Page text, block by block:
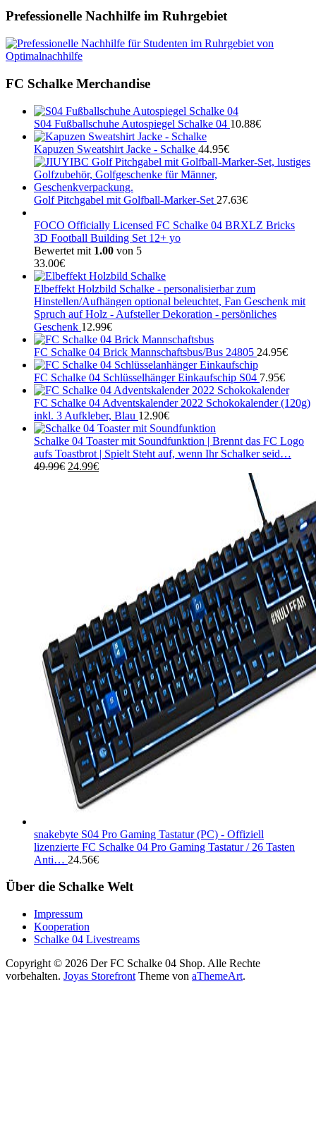
Prefessionelle Nachhilfe im Ruhrgebiet
FC Schalke Merchandise
S04 Fußballschuhe Autospiegel Schalke 04 10.88€
Kapuzen Sweatshirt Jacke - Schalke 44.95€
Golf Pitchgabel mit Golfball-Marker-Set 27.63€
FOCO Officially Licensed FC Schalke 04 BRXLZ Bricks
3D Football Building Set 12+ yo
Bewertet mit 1.00 von 5
33.00€
Elbeffekt Holzbild Schalke - personalisierbar zum
Hinstellen/Aufhängen optional beleuchtet, Fan Geschenk mit
Spruch auf Holz - Aufsteller Dekoration - persönliches
Geschenk 12.99€
FC Schalke 04 Brick Mannschaftsbus/Bus 24805 24.95€
FC Schalke 04 Schlüsselhänger Einkaufschip S04 7.95€
FC Schalke 04 Adventskalender 2022 Schokokalender (120g)
inkl. 3 Aufkleber, Blau 12.90€
Schalke 04 Toaster mit Soundfunktion | Brennt das FC Logo
aufs Toastbrot | Spielt Steht auf, wenn Ihr Schalker seid…
49.99€ Ursprünglicher
24.99€Aktueller
snakebyte S04 Pro Gaming Tastatur (PC) - Offiziell
lizenzierte FC Schalke 04 Pro Gaming Tastatur / 26 Tasten
Anti… 24.56€
Über die Schalke Welt
Impressum
Kooperation
Schalke 04 Livestreams
Copyright © 2026 Der FC Schalke 04 Shop. Alle Rechte
vorbehalten. Joyas Storefront Theme von aThemeArt.